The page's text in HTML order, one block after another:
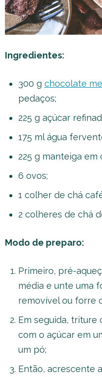
Ingredientes:
300 g chocolate
pedaços;
225 g açúcar
175 ml água
225 g manteiga em
6 ovos;
1 colher de chá
2 colheres de chá
Modo de preparo:
Primeiro, pré-
média e unte uma
removível ou forre
Em seguida, triture
com o açúcar em
um pó;
Então, acrescente